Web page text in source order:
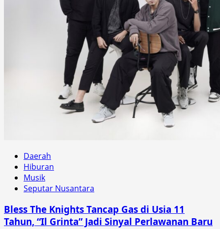
Daerah
Hiburan
Musik
Seputar Nusantara
Bless The Knights Tancap Gas di Usia 11
Tahun, “Il Grinta” Jadi Sinyal Perlawanan Baru